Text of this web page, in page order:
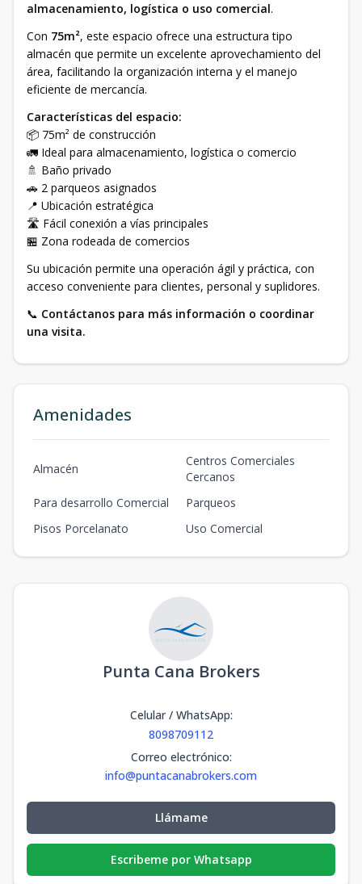
almacenamiento, logística o uso comercial.
Con 75m², este espacio ofrece una estructura tipo
almacén que permite un excelente aprovechamiento del
área, facilitando la organización interna y el manejo
eficiente de mercancía.
Características del espacio:
📦 75m² de construcción
🚛 Ideal para almacenamiento, logística o comercio
🚿 Baño privado
🚗 2 parqueos asignados
📍 Ubicación estratégica
🛣️ Fácil conexión a vías principales
🏪 Zona rodeada de comercios
Su ubicación permite una operación ágil y práctica, con
acceso conveniente para clientes, personal y suplidores.
📞 Contáctanos para más información o coordinar
una visita.
Amenidades
Almacén
Centros Comerciales
Cercanos
Para desarrollo Comercial
Parqueos
Pisos Porcelanato
Uso Comercial
Punta Cana Brokers
Celular / WhatsApp:
8098709112
Correo electrónico:
info@puntacanabrokers.com
Llámame
Escribeme por Whatsapp